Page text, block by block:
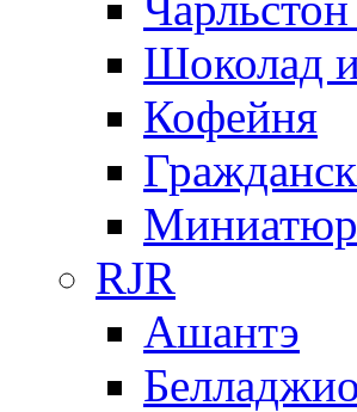
Шоколад
Кофейня
RJR
Ашантэ